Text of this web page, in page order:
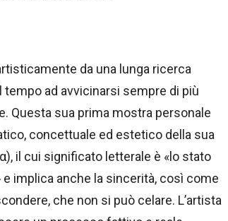
da una lunga ricerca
ad avvicinarsi sempre di più
Questa sua prima mostra personale
concettuale ed estetico della sua
il cui significato letterale è «lo stato
implica anche la sincerità, così come
che non si può celare. L’artista